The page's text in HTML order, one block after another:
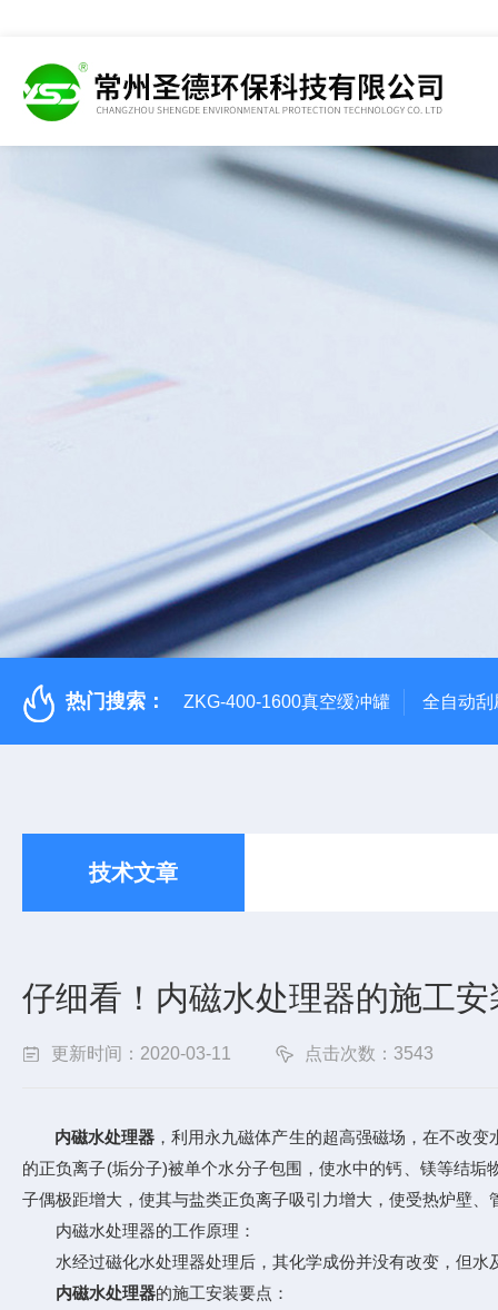
热门搜索： ZKG-400-1600真空缓冲罐 全自动刮
技术文章
仔细看！内磁水处理器的施工安
更新时间：2020-03-11 点击次数：3543
内磁水处理器，利用永九磁体产生的超高强磁场，在不改
的正负离子(垢分子)被单个水分子包围，使水中的钙、镁等结
子偶极距增大，使其与盐类正负离子吸引力增大，使受热炉壁
内磁水处理器的工作原理：
水经过磁化水处理器处理后，其化学成份并没有改变，但水
内磁水处理器的施工安装要点：